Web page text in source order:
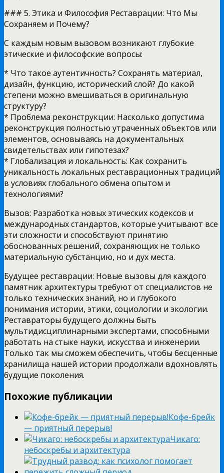
### 5. Этика и Философия Реставрации: Что Мы
Сохраняем и Почему?
С каждым новым вызовом возникают глубокие
этические и философские вопросы:
* Что такое аутентичность? Сохранять материал,
дизайн, функцию, исторический слой? До какой
степени можно вмешиваться в оригинальную
структуру?
* Проблема реконструкции: Насколько допустима
реконструкция полностью утраченных объектов или
элементов, основываясь на документальных
свидетельствах или гипотезах?
* Глобализация и локальность: Как сохранить
уникальность локальных реставрационных традиций
в условиях глобального обмена опытом и
технологиями?
Вызов: Разработка новых этических кодексов и
международных стандартов, которые учитывают все
эти сложности и способствуют принятию
обоснованных решений, сохраняющих не только
материальную субстанцию, но и дух места.
Будущее реставрации: Новые вызовы для каждого
памятник архитектуры требуют от специалистов не
только технических знаний, но и глубокого
понимания истории, этики, социологии и экологии.
Реставраторы будущего должны быть
мультидисциплинарными экспертами, способными
работать на стыке науки, искусства и инженерии.
Только так мы сможем обеспечить, чтобы бесценные
хранилища нашей истории продолжали вдохновлять
будущие поколения.
Похожие публикации
Кофе-брейк
— приятный перерыв!
Чикаго:
небоскребы и архитектура